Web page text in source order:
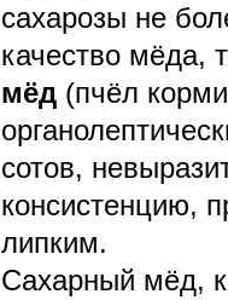
сахарозы не
качество мёда,
мёд (пчёл
сотов,
консистенцию,
липким.
Сахарный мёд,